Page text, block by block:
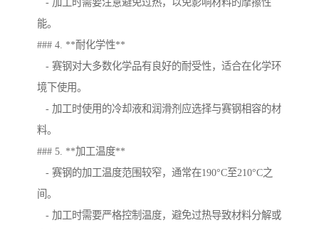
- 加工时需要注意避免过热，以免影响材料的摩擦性
能。
### 4. **耐化学性**
- 赛钢对大多数化学品有良好的耐受性，适合在化学环
境下使用。
- 加工时使用的冷却液和润滑剂应选择与赛钢相容的材
料。
### 5. **加工温度**
- 赛钢的加工温度范围较窄，通常在190°C至210°C之
间。
- 加工时需要严格控制温度，避免过热导致材料分解或